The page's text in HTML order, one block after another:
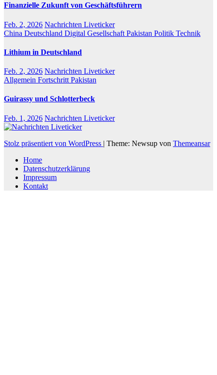
Finanzielle Zukunft von Geschäftsführern
Feb. 2, 2026 Nachrichten Liveticker
China Deutschland Digital Gesellschaft Pakistan Politik Technik
Lithium in Deutschland
Feb. 2, 2026 Nachrichten Liveticker
Allgemein Fortschritt Pakistan
Guirassy und Schlotterbeck
Feb. 1, 2026 Nachrichten Liveticker
Stolz präsentiert von WordPress | Theme: Newsup von Themeansar
Home
Datenschutzerklärung
Impressum
Kontakt